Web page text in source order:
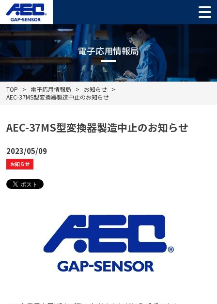
電子応用情報局
TOP 電子応用情報局
お知らせ
AEC-37MS型変換器製造中止のお知らせ
AEC-37MS型変換器製造中止のお知らせ
2023/05/09
お知らせ